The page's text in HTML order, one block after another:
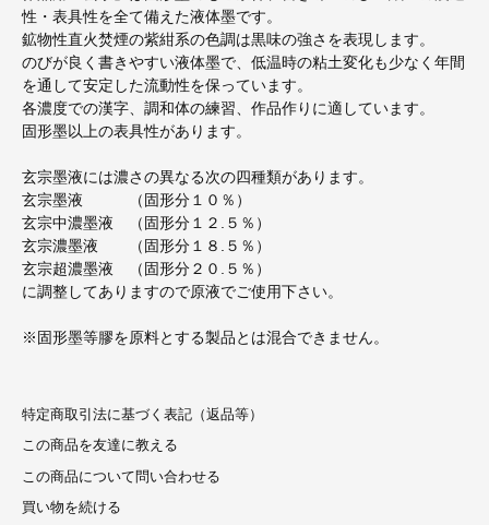
性・表具性を全て備えた液体墨です。
鉱物性直火焚煙の紫紺系の色調は黒味の強さを表現します。
のびが良く書きやすい液体墨で、低温時の粘土変化も少なく年間
を通して安定した流動性を保っています。
各濃度での漢字、調和体の練習、作品作りに適しています。
固形墨以上の表具性があります。
玄宗墨液には濃さの異なる次の四種類があります。
玄宗墨液 （固形分１０％）
玄宗中濃墨液 （固形分１２.５％）
玄宗濃墨液 （固形分１８.５％）
玄宗超濃墨液 （固形分２０.５％）
に調整してありますので原液でご使用下さい。
※固形墨等膠を原料とする製品とは混合できません。
特定商取引法に基づく表記（返品等）
この商品を友達に教える
この商品について問い合わせる
買い物を続ける